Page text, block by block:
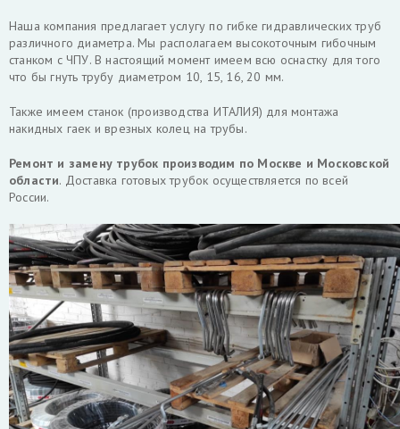
Наша компания предлагает услугу по гибке гидравлических труб
различного диаметра. Мы располагаем высокоточным гибочным
станком с ЧПУ. В настоящий момент имеем всю оснастку для того
что бы гнуть трубу диаметром 10, 15, 16, 20 мм.
Также имеем станок (производства ИТАЛИЯ) для монтажа
накидных гаек и врезных колец на трубы.
Ремонт и замену трубок производим по Москве и Московской
области. Доставка готовых трубок осуществляется по всей
России.